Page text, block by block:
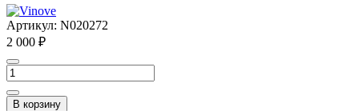
Артикул: N020272
2 000 ₽
В корзину